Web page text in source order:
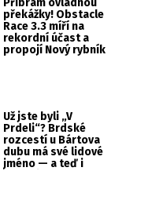
Příbram ovládnou
překážky! Obstacle
Race 3.3 míří na
rekordní účast a
propojí Nový rybník
Už jste byli „V
Prdeli“? Brdské
rozcestí u Bártova
dubu má své lidové
jméno — a teď i